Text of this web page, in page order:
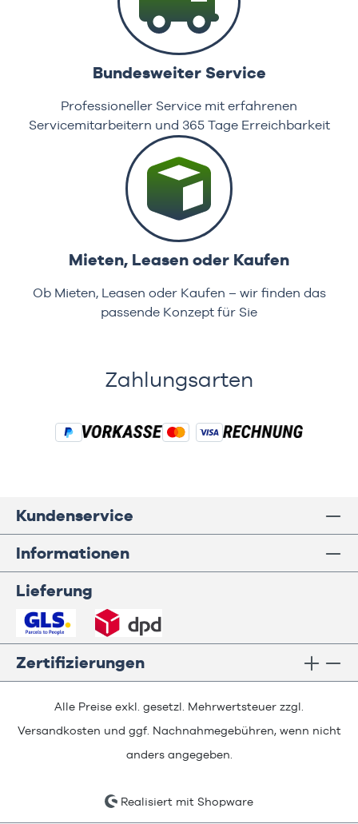
Bundesweiter Service
Professioneller Service mit erfahrenen
Servicemitarbeitern und 365 Tage Erreichbarkeit
Mieten, Leasen oder Kaufen
Ob Mieten, Leasen oder Kaufen – wir finden das
passende Konzept für Sie
Zahlungsarten
Kundenservice
Informationen
Lieferung
Zertifizierungen
Alle Preise exkl. gesetzl. Mehrwertsteuer zzgl.
Versandkosten und ggf. Nachnahmegebühren, wenn nicht
anders angegeben.
Realisiert mit Shopware